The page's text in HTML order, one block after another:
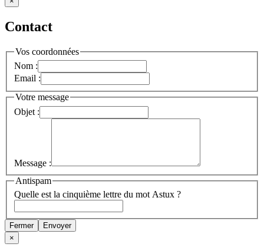
Contact
Vos coordonnées
Nom :
Email :
Votre message
Objet :
Message :
Antispam
Quelle est la cinquième lettre du mot Astux ?
Fermer
Envoyer
×